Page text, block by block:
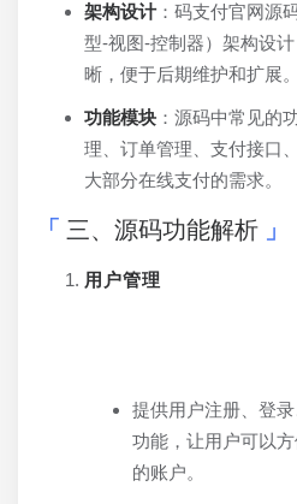
架构设计：码支付官网源
型-视图-控制器）架构设
晰，便于后期维护和扩展。
功能模块 ：源码中常见的
理、订单管理、支付接口
大部分在线支付的需求。
三、源码功能解析
用户管理
提供用户注册、登
功能，让用户可以
的账户。